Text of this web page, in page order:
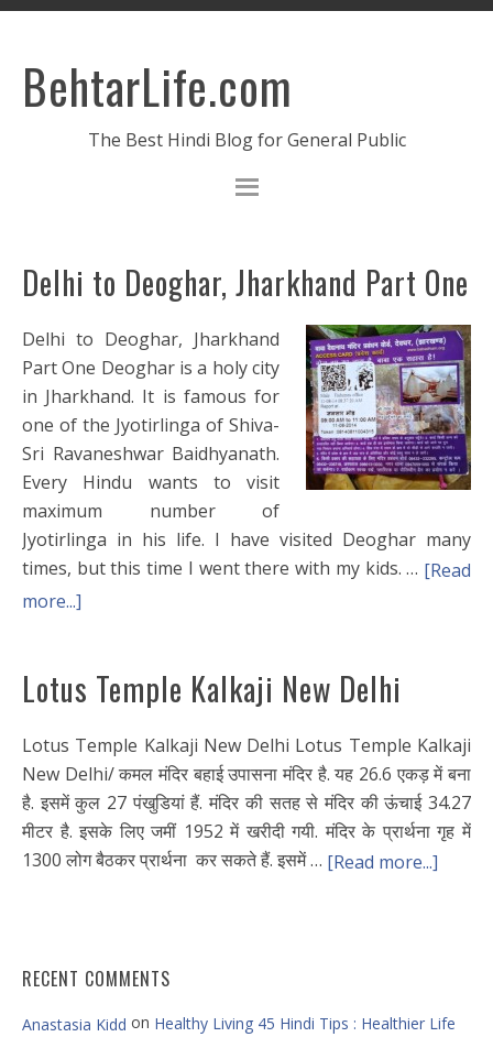
BehtarLife.com
The Best Hindi Blog for General Public
Delhi to Deoghar, Jharkhand Part One
Delhi to Deoghar, Jharkhand
Part One Deoghar is a holy city
in Jharkhand. It is famous for
one of the Jyotirlinga of Shiva-
Sri Ravaneshwar Baidhyanath.
Every Hindu wants to visit
maximum number of
Jyotirlinga in his life. I have visited Deoghar many
times, but this time I went there with my kids. … [Read
more...]
Lotus Temple Kalkaji New Delhi
Lotus Temple Kalkaji New Delhi Lotus Temple Kalkaji
New Delhi/ कमल मंदिर बहाई उपासना मंदिर है. यह 26.6 एकड़ में बना
है. इसमें कुल 27 पंखुडियां हैं. मंदिर की सतह से मंदिर की ऊंचाई 34.27
मीटर है. इसके लिए जमीं 1952 में खरीदी गयी. मंदिर के प्रार्थना गृह में
1300 लोग बैठकर प्रार्थना कर सकते हैं. इसमें … [Read more...]
RECENT COMMENTS
Anastasia Kidd on Healthy Living 45 Hindi Tips : Healthier Life